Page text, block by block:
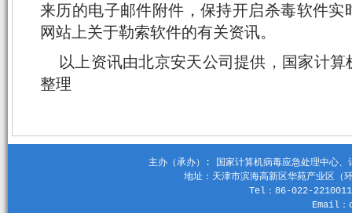
来历的电子邮件附件，保持开启杀毒软件
网站上关于勒索软件的有关资讯。
以上资讯由北京安天公司提供，国家计
整理
主办（承办）: 国家计算机病毒应急处理中心
地址：天津市滨海高新区华苑产业区
Tel：86-022-
Email